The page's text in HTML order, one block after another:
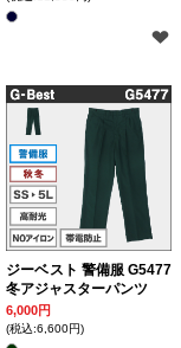
ジーベスト 警備服 G5477
冬アジャスターパンツ
6,000円
(税込:6,600円)